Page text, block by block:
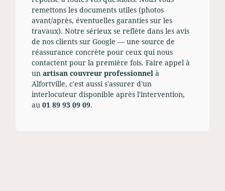
remettons les documents utiles (photos
avant/après, éventuelles garanties sur les
travaux). Notre sérieux se reflète dans les avis
de nos clients sur Google — une source de
réassurance concrète pour ceux qui nous
contactent pour la première fois. Faire appel à
un artisan couvreur professionnel à
Alfortville, c'est aussi s'assurer d'un
interlocuteur disponible après l'intervention,
au 01 89 93 09 09.